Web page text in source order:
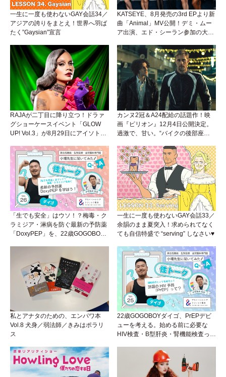
一生に一度も使わないGAY会話34／
アジアの誇りをまとえ！世界へ羽ば
たく”Gaysian”宣言
KATSEYE、8月発売の3rd EPより新
曲「Animal」MV公開！デミ・ムー
ア出演、エド・シーラン参加の大胆
RAJAが二丁目に降り立つ！ドラァ
グショーケースイベント「GLOW
UP! Vol.3」が8月29日にアイソトー
カンヌ2冠＆A24配給の話題作！映
画『ピリオン』12月4日公開決定。
過激で、甘い。“バイクの後部座
「生でも安全」はウソ！？梅毒・ク
ラミジア・淋病を防ぐ最新の予防薬
「DoxyPEP」を、22歳GOGOBOY
（Vol.26）
一生に一度も使わないGAY会話33／
余韻のまま夏突入！求められてなく
ても自信特盛で “serving” しなさい♥
私とアナタのための、エンパワ本
Vol.8 犬身／弱法師／きみはポラリ
ス
22歳GOGOBOYダイゴ、PrEPデビ
ューを考える。始める前に必要な
HIV検査・B型肝炎・腎機能検査っ
性トーク～聞きにくいことは小堀先
生に聞けばイイ！（Vol.25）